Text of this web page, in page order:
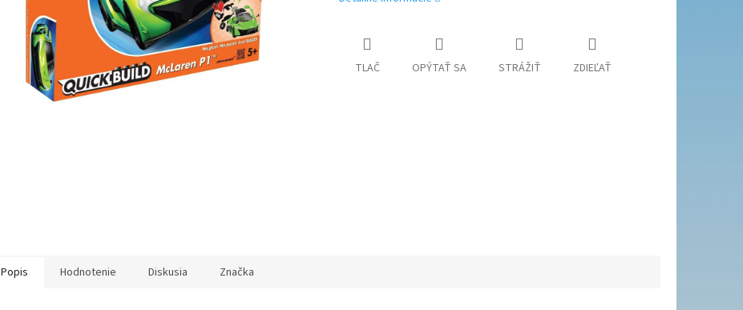
TLAČ OPÝTAŤ SA STRÁŽIŤ ZDIEĽAŤ
Popis Hodnotenie Diskusia Značka